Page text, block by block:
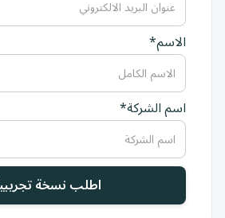
الاسم*
اسم الشركة*
اطلب نسخة تجريبية